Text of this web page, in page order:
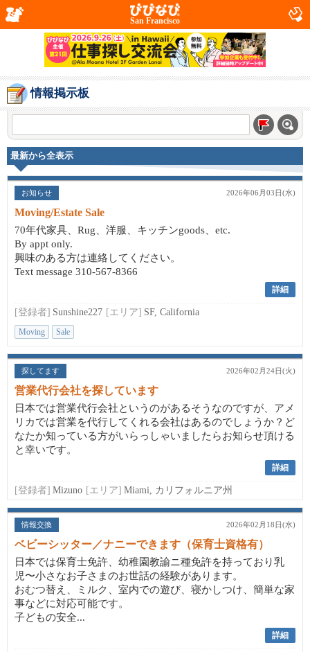
San Francisco
情報掲示板
最新から全表示
お知らせ 2026年06月03日(水)
Moving/Estate Sale
70年代家具、Rug、洋服、キッチンgoods、etc.
By appt only.
興味のある方は連絡してください。
Text message 310-567-8366
詳細
[登録者] Sunshine227 [エリア] SF, California
Moving Sale
探してます 2026年02月24日(火)
営業代行会社を探しています
日本では営業代行会社というのがあるそうなのですが、アメ
リカでは営業を代行してくれる会社はあるのでしょうか？ど
なたか知っている方がいらっしゃいましたらお知らせ頂ける
と幸いです。
詳細
[登録者] Mizuno [エリア] Miami, カリフォルニア州
情報交換 2026年02月18日(水)
ベビーシッター／ナニーできます（保育士資格有）
日本では保育士免許、幼稚園教諭ニ種免許を持っており乳
児〜小さなお子さまのお世話の経験があります。
おむつ替え、ミルク、室内での遊び、寝かしつけ、簡単な家
事などに対応可能です。
子どもの安全...
詳細